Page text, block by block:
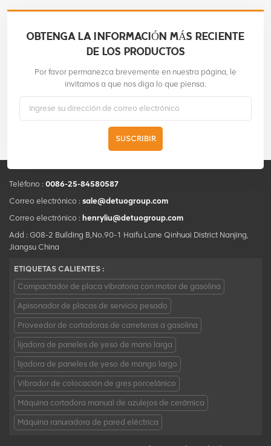
OBTENGA LA INFORMACIÓN MÁS RECIENTE
DE LOS PRODUCTOS
Por favor permanezca brevemente en nuestra página, le
invitamos a que nos diga lo que piensa.
SUSCRIBIR
Teléfono : 0086-25-84580587
Correo electrónico : sale@detuogroup.com
Correo electrónico : henryliu@detuogroup.com
Add : G08-2 Building B,No.90-1 Haifu Lane Qinhuai District Nanjing,
Jiangsu China
ETIQUETAS CALIENTES :
Compactador de placa vibratoria con motor de gasolina
Apisonador de placas de servicio pesado
Proveedor de cortadoras de carreteras a gasolina
lijadora de paneles de yeso de mano larga
lijadora de paneles de yeso de mango largo
Vibrador de colocación de gres porcelánico
Máquina cortadora manual de azulejos de cerámica
Máquina ranuradora de pared eléctrica